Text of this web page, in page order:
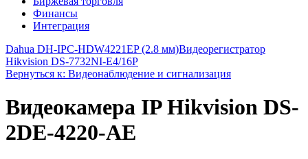
Финансы
Интеграция
Dahua DH-IPC-HDW4221EP (2.8 мм)Видеорегистратор
Hikvision DS-7732NI-E4/16P
Вернуться к: Видеонаблюдение и сигнализация
Видеокамера IP Hikvision DS-
2DE-4220-AE